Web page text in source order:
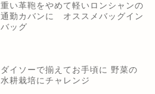
重い革鞄をやめて軽いロンシャンの
通勤カバンに オススメバッグイン
バッグ
ダイソーで揃えてお手頃に 野菜の
水耕栽培にチャレンジ